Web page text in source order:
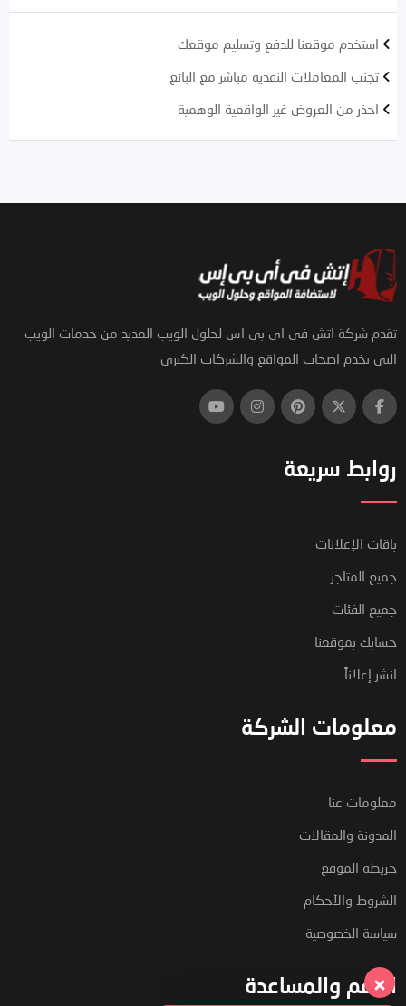
استخدم موقعنا للدفع وتسليم موقعك
تجنب المعاملات النقدية مباشر مع البائع
احذر من العروض غير الواقعية الوهمية
تقدم شركة اتش فى اى بى اس لحلول الويب العديد من خدمات الويب
التى تخدم اصحاب المواقع والشركات الكبرى
روابط سريعة
باقات الإعلانات
جميع المتاجر
جميع الفئات
حسابك بموقعنا
انشر إعلاناً
معلومات الشركة
معلومات عنا
المدونة والمقالات
خريطة الموقع
الشروط والأحكام
سياسة الخصوصية
الدعم والمساعدة